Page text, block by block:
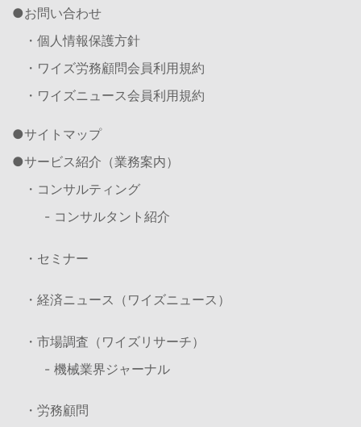
お問い合わせ
・個人情報保護方針
・ワイズ労務顧問会員利用規約
・ワイズニュース会員利用規約
サイトマップ
サービス紹介（業務案内）
・コンサルティング
- コンサルタント紹介
・セミナー
・経済ニュース（ワイズニュース）
・市場調査（ワイズリサーチ）
- 機械業界ジャーナル
・労務顧問